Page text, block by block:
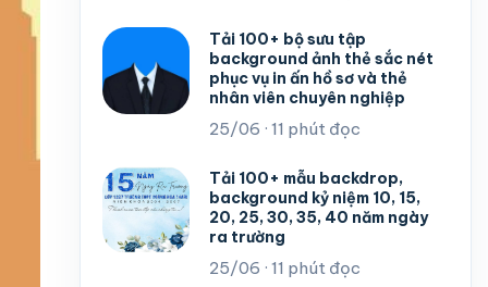
Tải 100+ bộ sưu tập
background ảnh thẻ sắc nét
phục vụ in ấn hồ sơ và thẻ
nhân viên chuyên nghiệp
25/06 · 11 phút đọc
Tải 100+ mẫu backdrop,
background kỷ niệm 10, 15,
20, 25, 30, 35, 40 năm ngày
ra trường
25/06 · 11 phút đọc